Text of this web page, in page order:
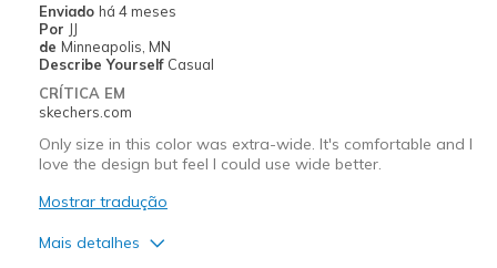
Travel
Width
Sizing
View On Shoes
Shoes are for Wearing
Enviado há 4 meses
Por JJ
de Minneapolis, MN
Describe Yourself Casual
CRÍTICA EM
skechers.com
Only size in this color was extra-wide. It's comfortable and I
love the design but feel I could use wide better.
Mostrar tradução
Mais detalhes